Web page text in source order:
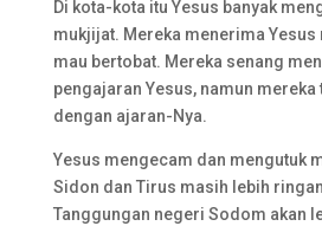
Di kota-kota itu Yesus banyak
mukjijat. Mereka menerima Yesus
mau bertobat. Mereka senang
pengajaran Yesus, namun
dengan ajaran-Nya.
Yesus mengecam dan mengutuk
Sidon dan Tirus masih lebih
Tanggungan negeri Sodom akan